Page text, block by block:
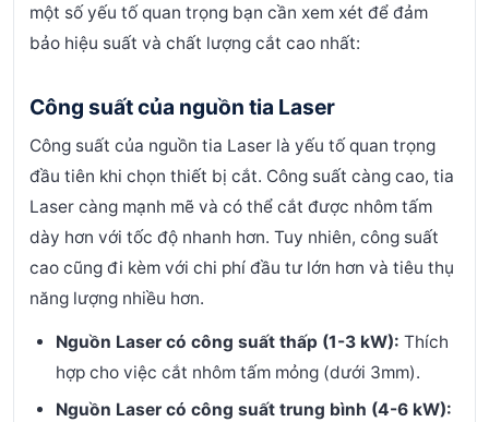
một số yếu tố quan trọng bạn cần xem xét để đảm
bảo hiệu suất và chất lượng cắt cao nhất:
Công suất của nguồn tia Laser
Công suất của nguồn tia Laser là yếu tố quan trọng
đầu tiên khi chọn thiết bị cắt. Công suất càng cao, tia
Laser càng mạnh mẽ và có thể cắt được nhôm tấm
dày hơn với tốc độ nhanh hơn. Tuy nhiên, công suất
cao cũng đi kèm với chi phí đầu tư lớn hơn và tiêu thụ
năng lượng nhiều hơn.
Nguồn Laser có công suất thấp (1-3 kW): Thích
hợp cho việc cắt nhôm tấm mỏng (dưới 3mm).
Nguồn Laser có công suất trung bình (4-6 kW):